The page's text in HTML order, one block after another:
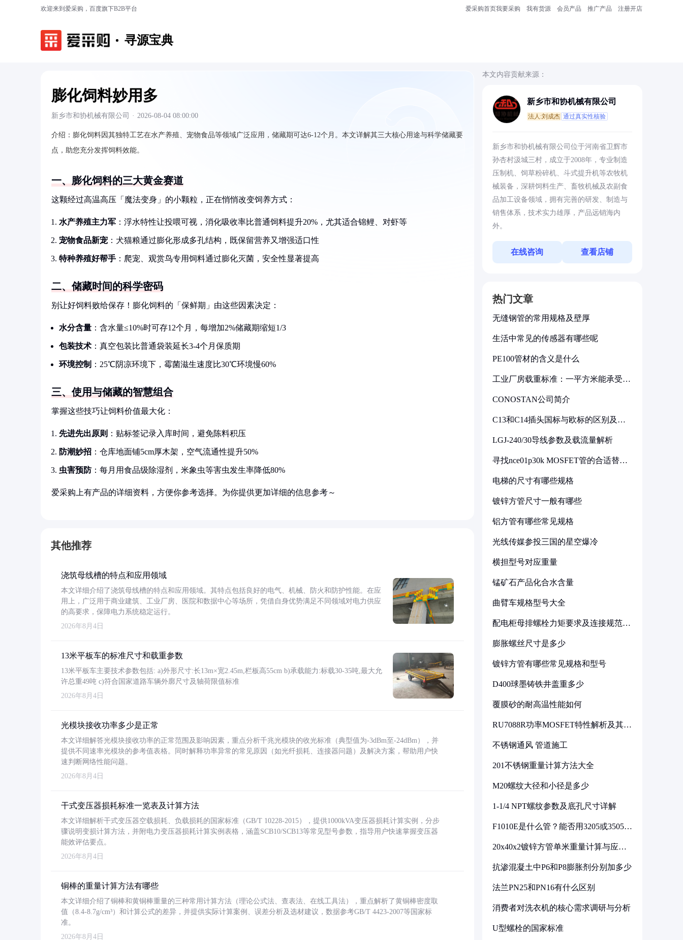
欢迎来到爱采购，百度旗下B2B平台 爱采购首页我要采购 我有货源 会员产品 推广产品 注册开店
寻源宝典
膨化饲料妙用多
新乡市和协机械有限公司 · 2026-08-04 08:00:00
介绍： 膨化饲料因其独特工艺在水产养殖、宠物食品等领域广泛应用，储藏期可达6-12个月。本文详解其三大核心用途与科学储藏要
点，助您充分发挥饲料效能。
一、膨化饲料的三大黄金赛道
这颗经过高温高压「魔法变身」的小颗粒，正在悄悄改变饲养方式：
水产养殖主力军 ：浮水特性让投喂可视，消化吸收率比普通饲料提升20%，尤其适合锦鲤、对虾等
宠物食品新宠 ：犬猫粮通过膨化形成多孔结构，既保留营养又增强适口性
特种养殖好帮手 ：爬宠、观赏鸟专用饲料通过膨化灭菌，安全性显著提高
二、储藏时间的科学密码
别让好饲料败给保存！膨化饲料的「保鲜期」由这些因素决定：
水分含量 ：含水量≤10%时可存12个月，每增加2%储藏期缩短1/3
包装技术 ：真空包装比普通袋装延长3-4个月保质期
环境控制 ：25℃阴凉环境下，霉菌滋生速度比30℃环境慢60%
三、使用与储藏的智慧组合
掌握这些技巧让饲料价值最大化：
先进先出原则 ：贴标签记录入库时间，避免陈料积压
防潮妙招 ：仓库地面铺5cm厚木架，空气流通性提升50%
虫害预防：每月用食品级除湿剂，米象虫等害虫发生率降低80%
爱采购上有产品的详细资料，方便你参考选择。为你提供更加详细的信息参考～
其他推荐
浇筑母线槽的特点和应用领域
本文详细介绍了浇筑母线槽的特点和应用领域。其特点包括良好的电气、机械、防火和防护性能。在应
用上，广泛用于商业建筑、工业厂房、医院和数据中心等场所，凭借自身优势满足不同领域对电力供应
的高要求，保障电力系统稳定运行。
2026年8月4日
13米平板车的标准尺寸和载重参数
13米平板车主要技术参数包括: a)外形尺寸:长13m×宽2.45m,栏板高55cm b)承载能力:标载30-35吨,最大允
许总重49吨 c)符合国家道路车辆外廓尺寸及轴荷限值标准
2026年8月4日
光模块接收功率多少是正常
本文详细解答光模块接收功率的正常范围及影响因素，重点分析千兆光模块的收光标准（典型值为-3dBm至-24dBm），并
提供不同速率光模块的参考值表格。同时解释功率异常的常见原因（如光纤损耗、连接器问题）及解决方案，帮助用户快
速判断网络性能问题。
2026年8月4日
干式变压器损耗标准一览表及计算方法
本文详细解析干式变压器空载损耗、负载损耗的国家标准（GB/T 10228-2015），提供1000kVA变压器损耗计算实例，分步
骤说明变损计算方法，并附电力变压器损耗计算实例表格，涵盖SCB10/SCB13等常见型号参数，指导用户快速掌握变压器
能效评估要点。
2026年8月4日
铜棒的重量计算方法有哪些
本文详细介绍了铜棒和黄铜棒重量的三种常用计算方法（理论公式法、查表法、在线工具法），重点解析了黄铜棒密度取
值（8.4-8.7g/cm³）和计算公式的差异，并提供实际计算案例、误差分析及选材建议，数据参考GB/T 4423-2007等国家标
准。
2026年8月4日
本文内容贡献来源：
新乡市和协机械有限公司
法人:刘成杰 通过真实性核验
新乡市和协机械有限公司位于河南省卫辉市
孙杏村汲城三村，成立于2008年，专业制造
压制机、饲草粉碎机、斗式提升机等农牧机
械装备，深耕饲料生产、畜牧机械及农副食
品加工设备领域，拥有完善的研发、制造与
销售体系，技术实力雄厚，产品远销海内
外。
在线咨询 查看店铺
热门文章
无缝钢管的常用规格及壁厚
生活中常见的传感器有哪些呢
PE100管材的含义是什么
工业厂房载重标准：一平方米能承受多
CONOSTAN公司简介
C13和C14插头国标与欧标的区别及其
LGJ-240/30导线参数及载流量解析
寻找nce01p30k MOSFET管的合适替代
电梯的尺寸有哪些规格
镀锌方管尺寸一般有哪些
铝方管有哪些常见规格
光线传媒参投三国的星空爆冷
横担型号对应重量
锰矿石产品化合水含量
曲臂车规格型号大全
配电柜母排螺栓力矩要求及连接规范详
膨胀螺丝尺寸是多少
镀锌方管有哪些常见规格和型号
D400球墨铸铁井盖重多少
覆膜砂的耐高温性能如何
RU7088R功率MOSFET特性解析及其在
不锈钢通风 管道施工
201不锈钢重量计算方法大全
M20螺纹大径和小径是多少
1-1/4 NPT螺纹参数及底孔尺寸详解
F1010E是什么管？能否用3205或3505代
20x40x2镀锌方管单米重量计算与应用
抗渗混凝土中P6和P8膨胀剂分别加多少
法兰PN25和PN16有什么区别
消费者对洗衣机的核心需求调研与分析
U型螺栓的国家标准